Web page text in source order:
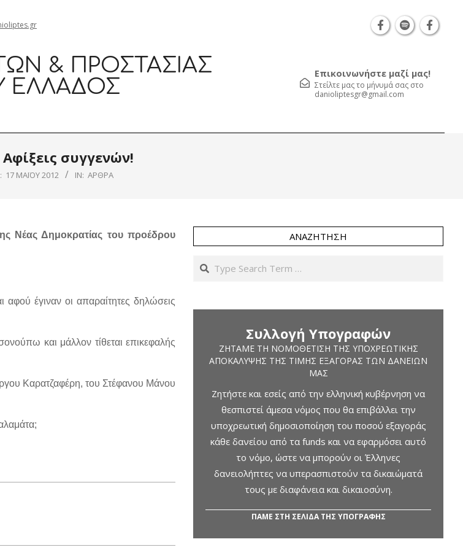
& ΠΡΟΣΤΑΣΊΑΣ
ΕΛΛΆΔΟΣ
Επικοινωνήστε μαζί μας!
Στείλτε μας το μήνυμά σας στο
danioliptesgr@gmail.com
συγγενών!
17 ΜΑΪ́ΟΥ 2012 IN: ΆΡΘΡΑ
Νέας Δημοκρατίας του προέδρου
έγιναν οι απαραίτητες δηλώσεις
και μάλλον τίθεται επικεφαλής
Καρατζαφέρη, του Στέφανου Μάνου
ΑΝΑΖΉΤΗΣΗ
Search
Συλλογή Υπογραφών
ΖΗΤΆΜΕ ΤΗ ΝΟΜΟΘΈΤΙΣΗ ΤΗΣ ΥΠΟΧΡΕΩΤΙΚΉΣ
ΑΠΟΚΆΛΥΨΗΣ ΤΗΣ ΤΙΜΉΣ ΕΞΑΓΟΡΆΣ ΤΩΝ ΔΑΝΕΊΩΝ
ΜΑΣ
Ζητήστε και εσείς από την ελληνική κυβέρνηση να
θεσπιστεί άμεσα νόμος που θα επιβάλλει την
υποχρεωτική δημοσιοποίηση του ποσού εξαγοράς
κάθε δανείου από τα funds και να εφαρμόσει αυτό
το νόμο, ώστε να μπορούν οι Έλληνες
δανειολήπτες να υπερασπιστούν τα δικαιώματά
τους με διαφάνεια και δικαιοσύνη.
ΠΑΜΕ ΣΤΗ ΣΕΛΙΔΑ ΤΗΣ ΥΠΟΓΡΑΦΗΣ